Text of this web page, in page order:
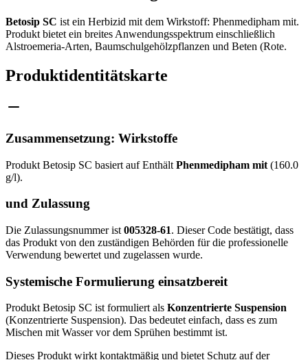
Betosip SC ist ein Herbizid mit dem Wirkstoff: Phenmedipham mit.
Produkt bietet ein breites Anwendungsspektrum einschließlich
Alstroemeria-Arten, Baumschulgehölzpflanzen und Beten (Rote.
Produktidentitätskarte
Zusammensetzung: Wirkstoffe
Produkt Betosip SC basiert auf Enthält Phenmedipham mit (160.0
g/l).
und Zulassung
Die Zulassungsnummer ist 005328-61. Dieser Code bestätigt, dass
das Produkt von den zuständigen Behörden für die professionelle
Verwendung bewertet und zugelassen wurde.
Systemische Formulierung einsatzbereit
Produkt Betosip SC ist formuliert als Konzentrierte Suspension
(Konzentrierte Suspension). Das bedeutet einfach, dass es zum
Mischen mit Wasser vor dem Sprühen bestimmt ist.
Dieses Produkt wirkt kontaktmäßig und bietet Schutz auf der